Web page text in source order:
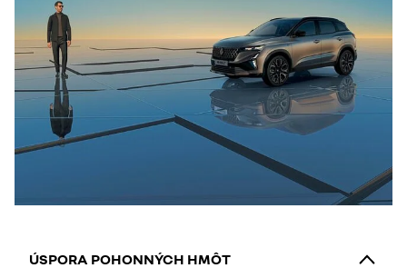
ÚSPORA POHONNÝCH HMÔT